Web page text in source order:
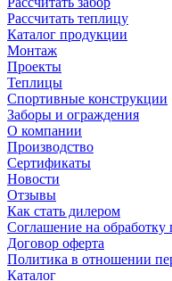
Рассчитать теплицу
Каталог продукции
Монтаж
Проекты
Теплицы
Спортивные конструкции
Заборы и ограждения
О компании
Производство
Сертификаты
Новости
Отзывы
Как стать дилером
Соглашение на
Договор оферта
Политика в отношении
Каталог